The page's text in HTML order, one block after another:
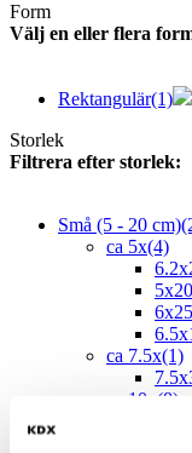
Form
Välj en eller flera
Rektangulär(1)
Storlek
Filtrera efter storlek:
Små (5 - 20 cm)
ca 5x(4)
ca 7.5x(1)
ca 10x (8)